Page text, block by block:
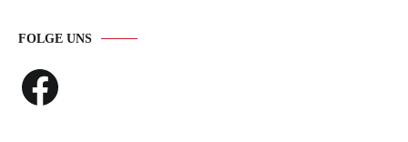
FOLGE UNS
Facebook